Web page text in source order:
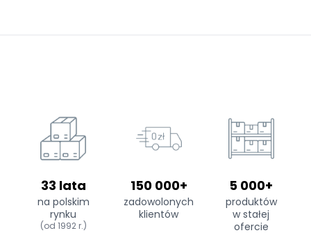
33 lata
na polskim
rynku
(od 1992 r.)
150 000+
zadowolonych
klientów
5 000+
produktów
w stałej
ofercie